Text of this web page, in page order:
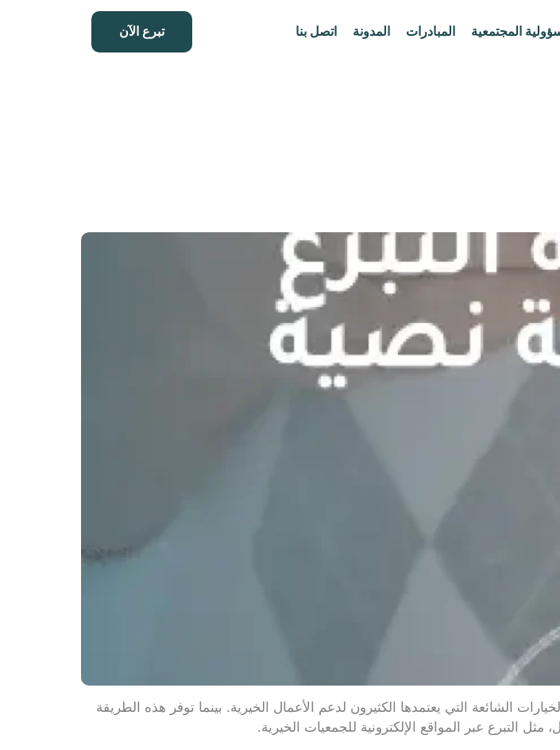
المجتمعية المبادرات المدونة اتصل بنا تبرع الآن
الشائعة التي يعتمدها الكثيرون لدعم الأعمال الخيرية. بينما توفر هذه الطريقة
عبر المواقع الإلكترونية للجمعيات الخيرية.